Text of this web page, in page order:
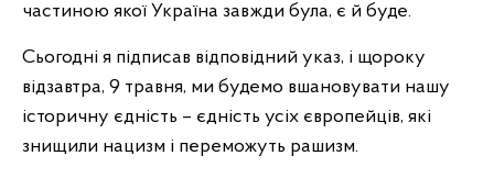
частиною якої Україна завжди була, є й буде.
Сьогодні я підписав відповідний указ, і щороку
відзавтра, 9 травня, ми будемо вшановувати нашу
історичну єдність – єдність усіх європейців, які
знищили нацизм і переможуть рашизм.